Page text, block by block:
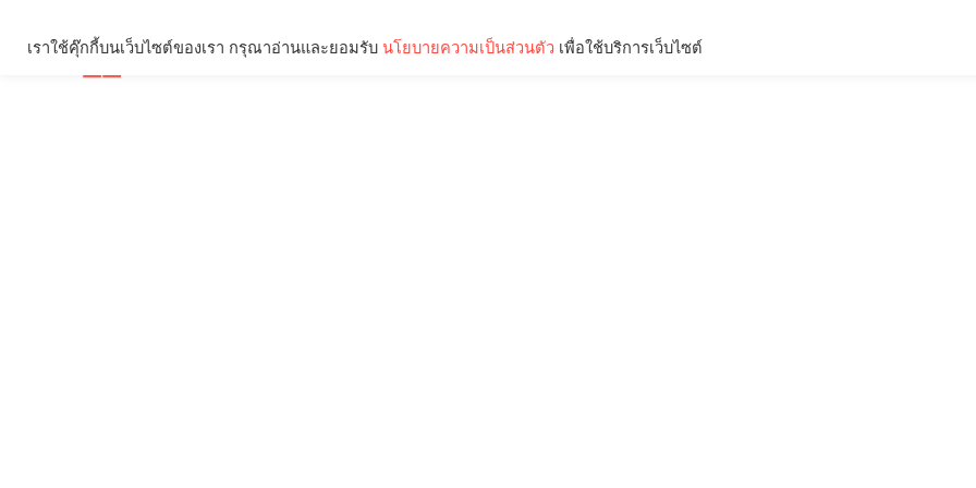
เราใช้คุ๊กกี้บนเว็บไซต์ของเรา กรุณาอ่านและยอมรับ นโยบายความเป็นส่วนตัว เพื่อใช้บริการเว็บไซต์